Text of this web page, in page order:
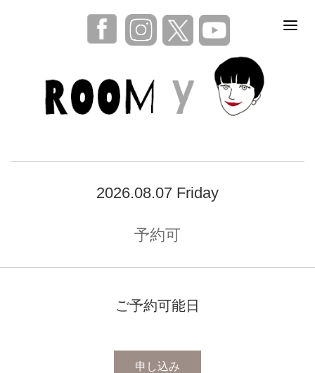
2026.08.07 Friday
予約可
ご予約可能日
申し込み